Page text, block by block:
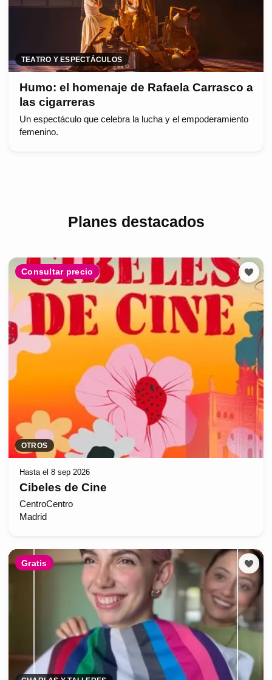
TEATRO Y ESPECTÁCULOS
Humo: el homenaje de Rafaela Carrasco a
las cigarreras
Un espectáculo que celebra la lucha y el empoderamiento
femenino.
Planes destacados
Consultar precio
OTROS
Hasta el 8 sep 2026
Cibeles de Cine
CentroCentro
Madrid
Gratis